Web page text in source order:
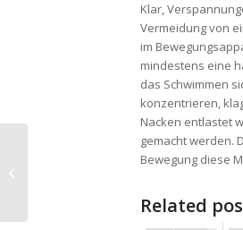
Klar,
Vermeidung von
im
mindestens eine
das Schwimmen
konzentrieren,
Nacken entlastet
gemacht werden.
Bewegung diese
Related
Verwenden Sie Viagra Pillen zur